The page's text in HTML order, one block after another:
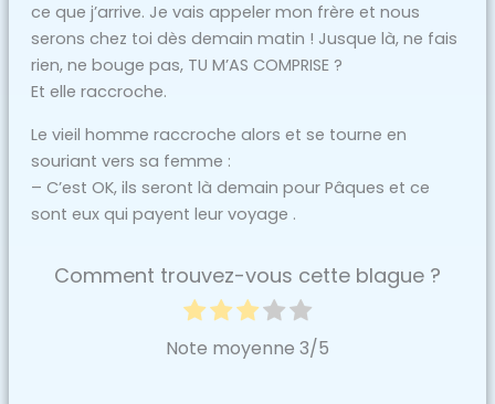
ce que j’arrive. Je vais appeler mon frère et nous
serons chez toi dès demain matin ! Jusque là, ne fais
rien, ne bouge pas, TU M’AS COMPRISE ?
Et elle raccroche.
Le vieil homme raccroche alors et se tourne en
souriant vers sa femme :
– C’est OK, ils seront là demain pour Pâques et ce
sont eux qui payent leur voyage .
Comment trouvez-vous cette blague ?
Note moyenne 3/5